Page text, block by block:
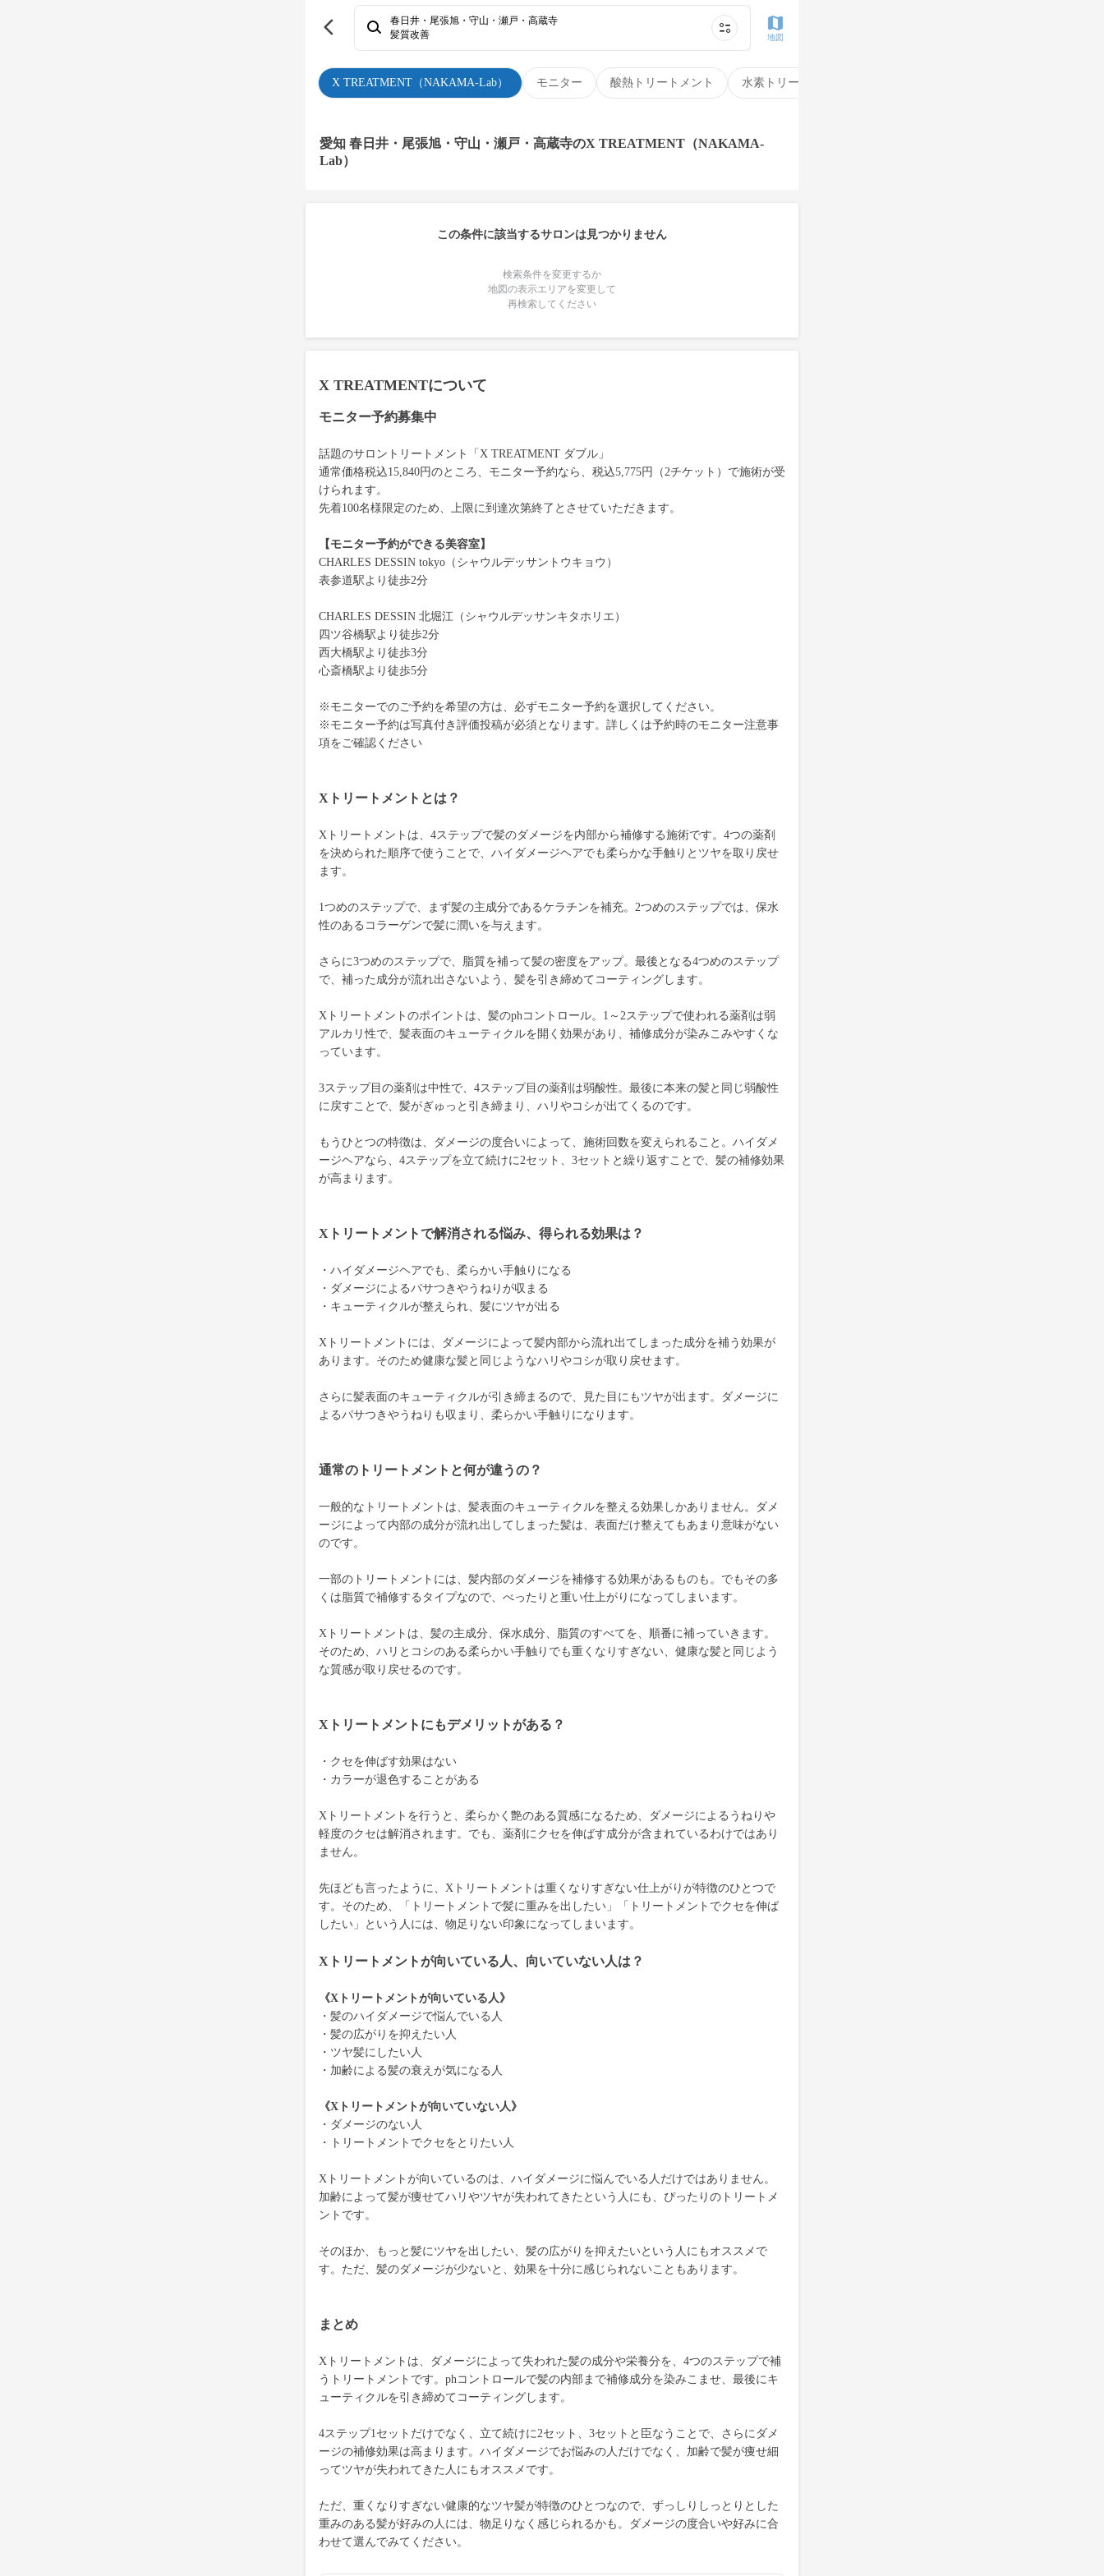
X TREATMENT（NAKAMA-Lab） モニター 酸熱トリートメント 水素トリートメント
春日井・尾張旭・守山・瀬戸・高蔵寺
髪質改善
地図
愛知 春日井・尾張旭・守山・瀬戸・高蔵寺のX TREATMENT（NAKAMA-
Lab）
この条件に該当するサロンは見つかりません
検索条件を変更するか
地図の表示エリアを変更して
再検索してください
X TREATMENTについて
モニター予約募集中
話題のサロントリートメント「X TREATMENT ダブル」
通常価格税込15,840円のところ、モニター予約なら、税込5,775円（2チケット）で施術が受
けられます。
先着100名様限定のため、上限に到達次第終了とさせていただきます。
【モニター予約ができる美容室】
CHARLES DESSIN tokyo（シャウルデッサントウキョウ）
表参道駅より徒歩2分
CHARLES DESSIN 北堀江（シャウルデッサンキタホリエ）
四ツ谷橋駅より徒歩2分
西大橋駅より徒歩3分
心斎橋駅より徒歩5分
※モニターでのご予約を希望の方は、必ずモニター予約を選択してください。
※モニター予約は写真付き評価投稿が必須となります。詳しくは予約時のモニター注意事
項をご確認ください
Xトリートメントとは？
Xトリートメントは、4ステップで髪のダメージを内部から補修する施術です。4つの薬剤
を決められた順序で使うことで、ハイダメージヘアでも柔らかな手触りとツヤを取り戻せ
ます。
1つめのステップで、まず髪の主成分であるケラチンを補充。2つめのステップでは、保水
性のあるコラーゲンで髪に潤いを与えます。
さらに3つめのステップで、脂質を補って髪の密度をアップ。最後となる4つめのステップ
で、補った成分が流れ出さないよう、髪を引き締めてコーティングします。
Xトリートメントのポイントは、髪のphコントロール。1～2ステップで使われる薬剤は弱
アルカリ性で、髪表面のキューティクルを開く効果があり、補修成分が染みこみやすくな
っています。
3ステップ目の薬剤は中性で、4ステップ目の薬剤は弱酸性。最後に本来の髪と同じ弱酸性
に戻すことで、髪がぎゅっと引き締まり、ハリやコシが出てくるのです。
もうひとつの特徴は、ダメージの度合いによって、施術回数を変えられること。ハイダメ
ージヘアなら、4ステップを立て続けに2セット、3セットと繰り返すことで、髪の補修効果
が高まります。
Xトリートメントで解消される悩み、得られる効果は？
・ハイダメージヘアでも、柔らかい手触りになる
・ダメージによるパサつきやうねりが収まる
・キューティクルが整えられ、髪にツヤが出る
Xトリートメントには、ダメージによって髪内部から流れ出てしまった成分を補う効果が
あります。そのため健康な髪と同じようなハリやコシが取り戻せます。
さらに髪表面のキューティクルが引き締まるので、見た目にもツヤが出ます。ダメージに
よるパサつきやうねりも収まり、柔らかい手触りになります。
通常のトリートメントと何が違うの？
一般的なトリートメントは、髪表面のキューティクルを整える効果しかありません。ダメ
ージによって内部の成分が流れ出してしまった髪は、表面だけ整えてもあまり意味がない
のです。
一部のトリートメントには、髪内部のダメージを補修する効果があるものも。でもその多
くは脂質で補修するタイプなので、べったりと重い仕上がりになってしまいます。
Xトリートメントは、髪の主成分、保水成分、脂質のすべてを、順番に補っていきます。
そのため、ハリとコシのある柔らかい手触りでも重くなりすぎない、健康な髪と同じよう
な質感が取り戻せるのです。
Xトリートメントにもデメリットがある？
・クセを伸ばす効果はない
・カラーが退色することがある
Xトリートメントを行うと、柔らかく艶のある質感になるため、ダメージによるうねりや
軽度のクセは解消されます。でも、薬剤にクセを伸ばす成分が含まれているわけではあり
ません。
先ほども言ったように、Xトリートメントは重くなりすぎない仕上がりが特徴のひとつで
す。そのため、「トリートメントで髪に重みを出したい」「トリートメントでクセを伸ば
したい」という人には、物足りない印象になってしまいます。
Xトリートメントが向いている人、向いていない人は？
《Xトリートメントが向いている人》
・髪のハイダメージで悩んでいる人
・髪の広がりを抑えたい人
・ツヤ髪にしたい人
・加齢による髪の衰えが気になる人
《Xトリートメントが向いていない人》
・ダメージのない人
・トリートメントでクセをとりたい人
Xトリートメントが向いているのは、ハイダメージに悩んでいる人だけではありません。
加齢によって髪が痩せてハリやツヤが失われてきたという人にも、ぴったりのトリートメ
ントです。
そのほか、もっと髪にツヤを出したい、髪の広がりを抑えたいという人にもオススメで
す。ただ、髪のダメージが少ないと、効果を十分に感じられないこともあります。
まとめ
Xトリートメントは、ダメージによって失われた髪の成分や栄養分を、4つのステップで補
うトリートメントです。phコントロールで髪の内部まで補修成分を染みこませ、最後にキ
ューティクルを引き締めてコーティングします。
4ステップ1セットだけでなく、立て続けに2セット、3セットと臣なうことで、さらにダメ
ージの補修効果は高まります。ハイダメージでお悩みの人だけでなく、加齢で髪が痩せ細
ってツヤが失われてきた人にもオススメです。
ただ、重くなりすぎない健康的なツヤ髪が特徴のひとつなので、ずっしりしっとりとした
重みのある髪が好みの人には、物足りなく感じられるかも。ダメージの度合いや好みに合
わせて選んでみてください。